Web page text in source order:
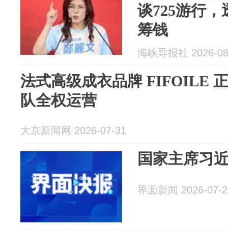
谈725游行，
筹钱
海峡导报社 2026-
法式高级成衣品牌 FIFOILE
队全权运营
大京新闻网 2026-07-31
国家主席习
界面新闻 2026-07-